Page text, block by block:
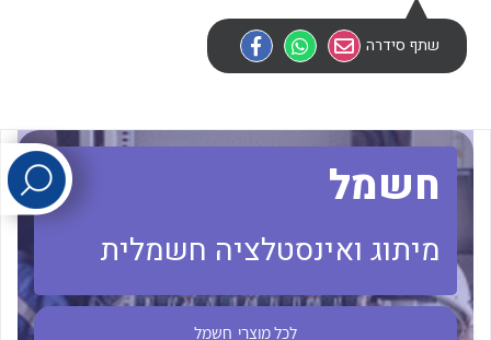
לכל מוצרי היצרן
שתף סידרה
חשמל
מיתוג ואינסטלציה חשמלית
לכל מוצרי חשמל